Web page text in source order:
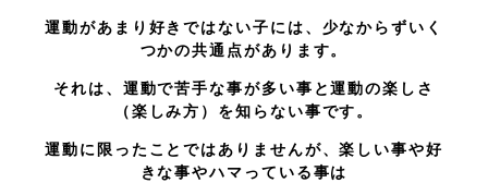
運動があまり好きではない子には、少なからずいく
つかの共通点があります。
それは、運動で苦手な事が多い事と運動の楽しさ
（楽しみ方）を知らない事です。
運動に限ったことではありませんが、楽しい事や好
きな事やハマっている事は